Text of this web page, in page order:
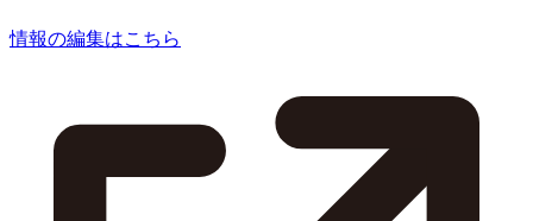
情報の編集はこちら